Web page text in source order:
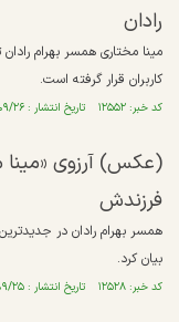
رادان
مینا مختاری همسر بهرام
کاربران قرار گرفته است.
کد خبر: ۱۲۵۵۲ تاریخ انتشار : ۱۴۰۴/۰۹/۲۶
(عکس) آرزوی «مینا
فرزندش
همسر بهرام رادان در
بیان کرد.
کد خبر: ۱۲۵۲۸ تاریخ انتشار : ۱۴۰۴/۰۹/۲۵